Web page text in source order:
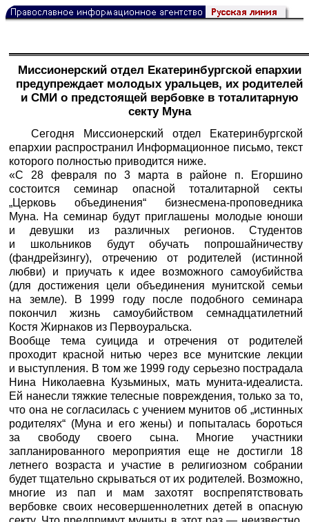
Миссионерский отдел Екатеринбургской епархии
предупреждает молодых уральцев, их родителей
и СМИ о предстоящей вербовке в тоталитарную
секту Муна
Сегодня Миссионерский отдел Екатеринбургской
епархии распространил Информационное письмо, текст
которого полностью приводится ниже.
«С 28 февраля по 3 марта в районе п. Егоршино
состоится семинар опасной тоталитарной секты
„Церковь объединения“ бизнесмена-проповедника
Муна. На семинар будут приглашены молодые юноши
и девушки из различных регионов. Студентов
и школьников будут обучать попрошайничеству
(фандрейзингу), отречению от родителей (истинной
любви) и приучать к идее возможного самоубийства
(для достижения цели объединения мунитской семьи
на земле). В 1999 году после подобного семинара
покончил жизнь самоубийством семнадцатилетний
Костя Жирнаков из Первоуральска.
Вообще тема суицида и отречения от родителей
проходит красной нитью через все мунитские лекции
и выступления. В том же 1999 году серьезно пострадала
Нина Николаевна Кузьминых, мать мунита-идеалиста.
Ей нанесли тяжкие телесные повреждения, только за то,
что она не согласилась с учением мунитов об „истинных
родителях“ (Муна и его жены) и попыталась бороться
за свободу своего сына. Многие участники
запланированного мероприятия еще не достигли 18
летнего возраста и участие в религиозном собрании
будет тщательно скрываться от их родителей. Возможно,
многие из пап и мам захотят воспрепятствовать
вербовке своих несовершеннолетних детей в опасную